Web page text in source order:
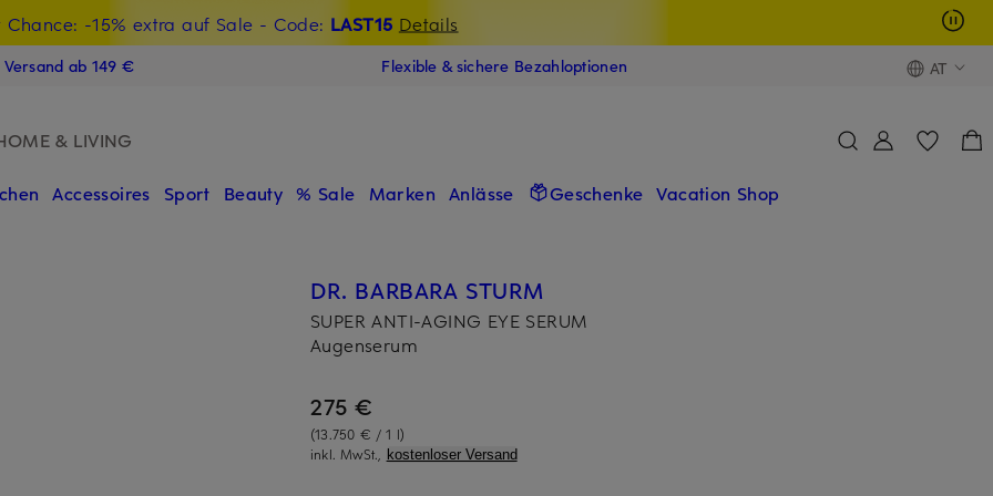
Chance: -15% extra auf Sale - Code: LAST15 Details
Willkommensgutschein mit Beyond sichern
ab 149 € Flexible & sichere Bezahloptionen AT
& LIVING
Accessoires Sport Beauty % Sale Marken Anlässe Geschenke Vacation Shop
DR. BARBARA STURM
SUPER ANTI-AGING EYE SERUM
Augenserum
275 €
(13.750 € / 1 l)
inkl. MwSt.,
kostenloser Versand